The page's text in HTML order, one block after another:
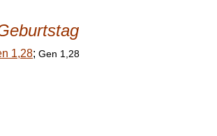
1,28; Gen 1,28